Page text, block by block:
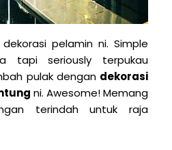
pelamin ni. Simple
tapi seriously terpukau
pulak dengan dekorasi
ni. Awesome! Memang
terindah untuk raja